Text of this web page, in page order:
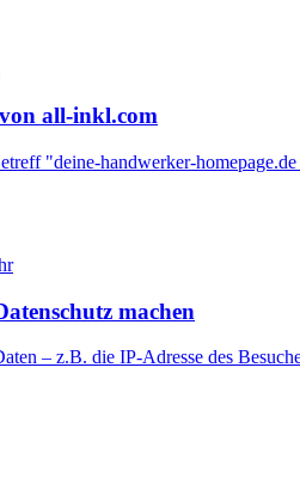
all-inkl.com
"deine-handwerker-
machen
– z.B. die IP-Adresse des